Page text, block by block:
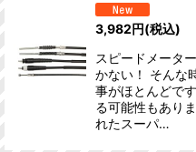
3,982円(税込)
スピードメータ
かない！ そんな
事がほとんどで
る可能性もあり
れたスーパ…